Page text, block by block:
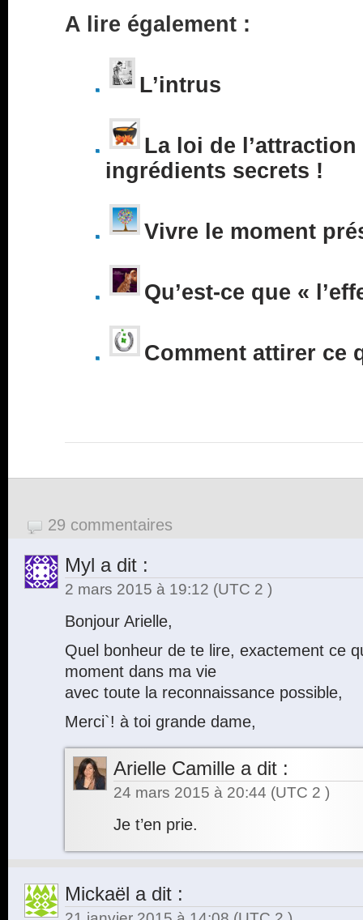
A lire également :
L’intrus
La loi de l’attraction
ingrédients secrets !
Vivre le moment
Qu’est-ce que «
Comment attirer ce
29 commentaires
Myl a dit :
2 mars 2015 à 19:12 (UTC 2 )
Bonjour Arielle,
Quel bonheur de te lire, exactement ce
moment dans ma vie
avec toute la reconnaissance possible,
Merci`! à toi grande dame,
Arielle Camille a dit :
24 mars 2015 à 20:44 (UTC 2 )
Je t’en prie.
Mickaël a dit :